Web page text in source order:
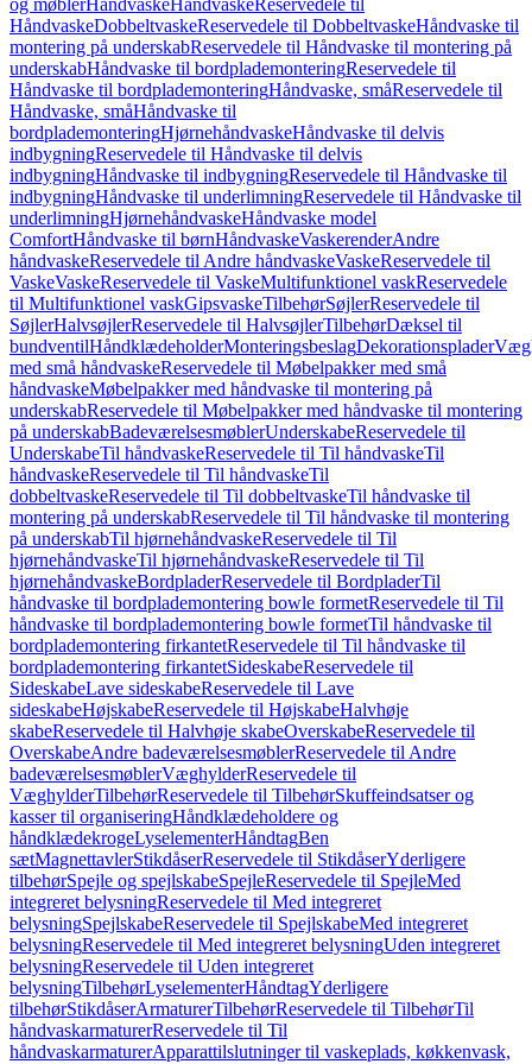
og møblerHåndvaskeHåndvaskeReservedele til
HåndvaskeDobbeltvaskeReservedele til DobbeltvaskeHåndvaske til
montering på underskabReservedele til Håndvaske til montering på
underskabHåndvaske til bordplademonteringReservedele til
Håndvaske til bordplademonteringHåndvaske, småReservedele til
Håndvaske, småHåndvaske til
bordplademonteringHjørnehåndvaskeHåndvaske til delvis
indbygningReservedele til Håndvaske til delvis
indbygningHåndvaske til indbygningReservedele til Håndvaske til
indbygningHåndvaske til underlimningReservedele til Håndvaske til
underlimningHjørnehåndvaskeHåndvaske model
ComfortHåndvaske til børnHåndvaskeVaskerenderAndre
håndvaskeReservedele til Andre håndvaskeVaskeReservedele til
VaskeVaskeReservedele til VaskeMultifunktionel vaskReservedele
til Multifunktionel vaskGipsvaskeTilbehørSøjlerReservedele til
SøjlerHalvsøjlerReservedele til HalvsøjlerTilbehørDæksel til
bundventilHåndklædeholderMonteringsbeslagDekorationsplader
med små håndvaskeReservedele til Møbelpakker med små
håndvaskeMøbelpakker med håndvaske til montering på
underskabReservedele til Møbelpakker med håndvaske til montering
på underskabBadeværelsesmøblerUnderskabeReservedele til
UnderskabeTil håndvaskeReservedele til Til håndvaskeTil
håndvaskeReservedele til Til håndvaskeTil
dobbeltvaskeReservedele til Til dobbeltvaskeTil håndvaske til
montering på underskabReservedele til Til håndvaske til montering
på underskabTil hjørnehåndvaskeReservedele til Til
hjørnehåndvaskeTil hjørnehåndvaskeReservedele til Til
hjørnehåndvaskeBordpladerReservedele til BordpladerTil
håndvaske til bordplademontering bowle formetReservedele til Til
håndvaske til bordplademontering bowle formetTil håndvaske til
bordplademontering firkantetReservedele til Til håndvaske til
bordplademontering firkantetSideskabeReservedele til
SideskabeLave sideskabeReservedele til Lave
sideskabeHøjskabeReservedele til HøjskabeHalvhøje
skabeReservedele til Halvhøje skabeOverskabeReservedele til
OverskabeAndre badeværelsesmøblerReservedele til Andre
badeværelsesmøblerVæghylderReservedele til
VæghylderTilbehørReservedele til TilbehørSkuffeindsatser og
kasser til organiseringHåndklædeholdere og
håndklædekrogeLyselementerHåndtagBen
sætMagnettavlerStikdåserReservedele til StikdåserYderligere
tilbehørSpejle og spejlskabeSpejleReservedele til SpejleMed
integreret belysningReservedele til Med integreret
belysningSpejlskabeReservedele til SpejlskabeMed integreret
belysningReservedele til Med integreret belysningUden integreret
belysningReservedele til Uden integreret
belysningTilbehørLyselementerHåndtagYderligere
tilbehørStikdåserArmaturerTilbehørReservedele til TilbehørTil
håndvaskarmaturerReservedele til Til
håndvaskarmaturerApparattilslutninger til vaskeplads, køkkenvask,